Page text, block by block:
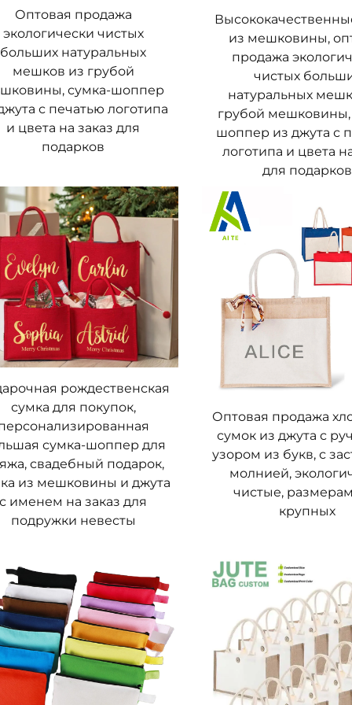
делает джутовую сумку отличным выбором для
удерживают влагу и могут вызывать появление
циркуляцию воздуха, сохраняя ваши вещи
как свежие продукты с фермерского рынка,
материалом, не содержащим
личные вещи — в отличие от некоторых
джутовой сумки также предотвращает
в вентиляции, например, выпечки или
одежды на день, джутовая сумка гарантирует,
перспективе
немного выше, чем у одноразового
пакеты могут казаться дешевыми
расходам. Одна джутовая сумка, напротив,
покупок. Многие розничные продавцы также
снижая ваши расходы. Кроме того,
поэтому вам не нужно регулярно выделять
сократить расходы в долгосрочной
ценность. Ее прочность и
применений мешка из джута — покупка
для перевозки широкого ассортимента
Оптовая продажа
экологически чистых
больших натуральных
мешков из грубой
сумка-шоппер
с печатью логотипа
и цвета на заказ для
подарков
из мешковины,
продажа
чистых
натуральных
грубой мешковины,
шоппер из джута с
логотипа и цвета
для подарков
рождественская
сумка для покупок,
сумка-шоппер для
свадебный подарок,
из мешковины и джута
с именем на заказ для
подружки невесты
Оптовая продажа
сумок из джута с
узором из букв, с
молнией,
чистые,
крупных